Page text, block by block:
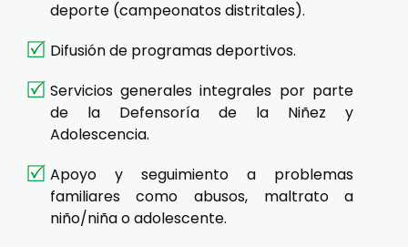
deporte (campeonatos distritales).
Difusión de programas deportivos.
Servicios generales integrales por parte
de la Defensoría de la Niñez y
Adolescencia.
Apoyo y seguimiento a problemas
familiares como abusos, maltrato a
niño/niña o adolescente.